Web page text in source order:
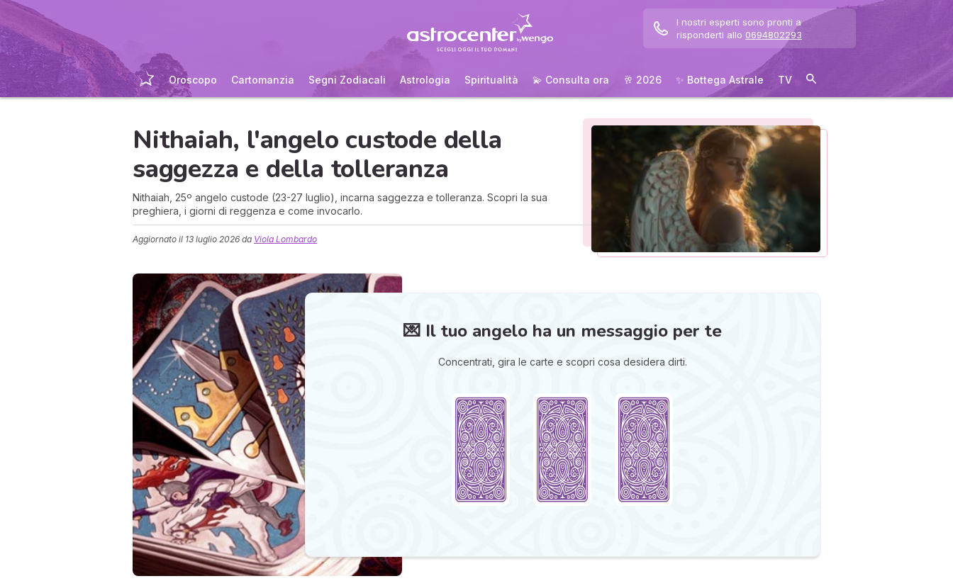
I nostri esperti sono pronti a
risponderti allo 0694802293
Oroscopo Cartomanzia Segni Zodiacali Astrologia Spiritualità 💫 Consulta ora 🥂 2026 ✨ Bottega Astrale TV
Nithaiah, l'angelo custode della
saggezza e della tolleranza
Nithaiah, 25º angelo custode (23-27 luglio), incarna saggezza e tolleranza. Scopri la sua
preghiera, i giorni di reggenza e come invocarlo.
Aggiornato il 13 luglio 2026 da Viola Lombardo
💌 Il tuo angelo ha un messaggio per te
Concentrati, gira le carte e scopri cosa desidera dirti.